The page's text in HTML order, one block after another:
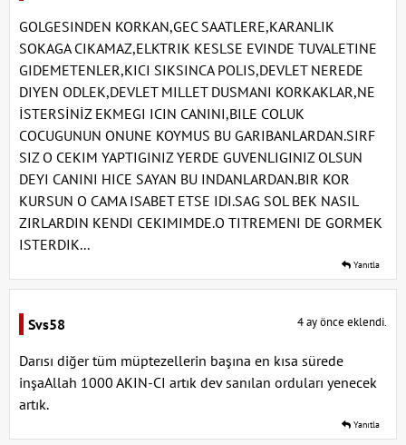
GOLGESINDEN KORKAN,GEC SAATLERE,KARANLIK
SOKAGA CIKAMAZ,ELKTRIK KESLSE EVINDE TUVALETINE
GIDEMETENLER,KICI SIKSINCA POLIS,DEVLET NEREDE
DIYEN ODLEK,DEVLET MILLET DUSMANI KORKAKLAR,NE
İSTERSİNİZ EKMEGI ICIN CANINI,BILE COLUK
COCUGUNUN ONUNE KOYMUS BU GARIBANLARDAN.SIRF
SIZ O CEKIM YAPTIGINIZ YERDE GUVENLIGINIZ OLSUN
DEYI CANINI HICE SAYAN BU INDANLARDAN.BIR KOR
KURSUN O CAMA ISABET ETSE IDI.SAG SOL BEK NASIL
ZIRLARDIN KENDI CEKIMIMDE.O TITREMENI DE GORMEK
ISTERDIK...
Yanıtla
Svs58 4 ay önce eklendi.
Darısı diğer tüm müptezellerin başına en kısa sürede
inşaAllah 1000 AKIN-CI artık dev sanılan orduları yenecek
artık.
Yanıtla